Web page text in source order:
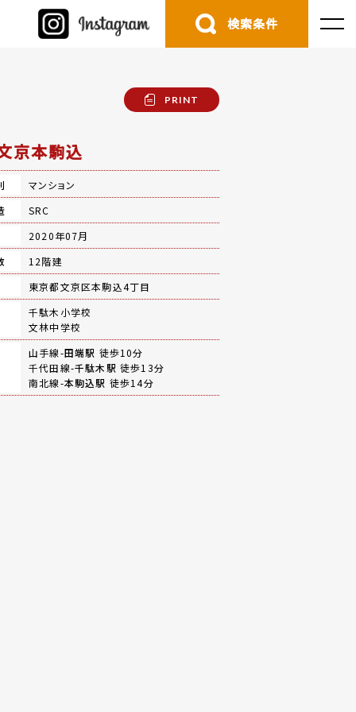
検索条件
PRINT
京本駒込
マンション
SRC
2020年07月
12階建
東京都文京区本駒込4丁目
千駄木小学校
文林中学校
山手線-田端駅 徒歩10分
千代田線-千駄木駅 徒歩13分
南北線-本駒込駅 徒歩14分